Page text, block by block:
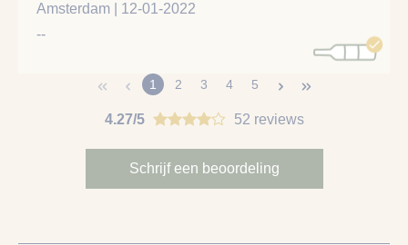
Amsterdam | 12-01-2022
--
1 2 3 4 5
4.27/5 52 reviews
Schrijf een beoordeling